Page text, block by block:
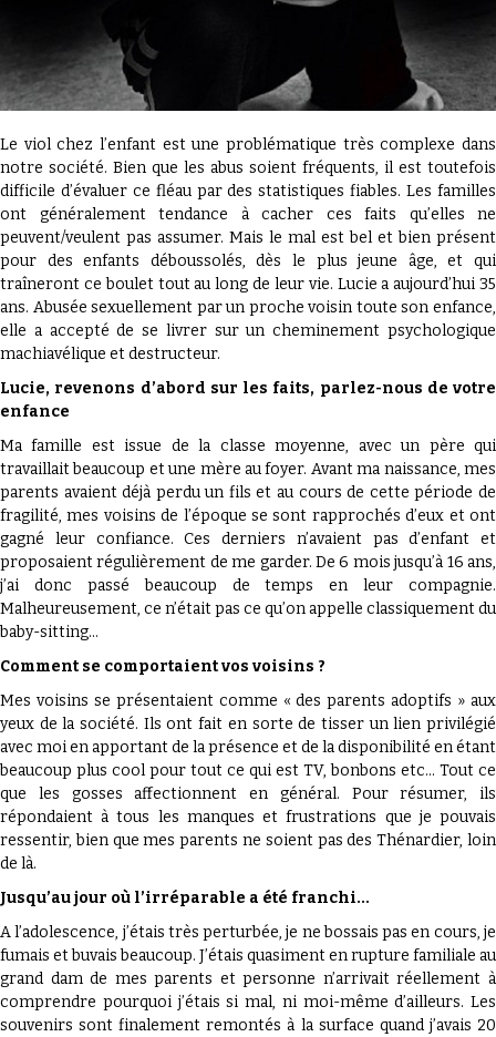
DOCTOR
PAPER ?
Le viol chez l’enfant est une problématique très complexe dans
notre société. Bien que les abus soient fréquents, il est toutefois
difficile d’évaluer ce fléau par des statistiques fiables. Les familles
ont généralement tendance à cacher ces faits qu’elles ne
peuvent/veulent pas assumer. Mais le mal est bel et bien présent
pour des enfants déboussolés, dès le plus jeune âge, et qui
traîneront ce boulet tout au long de leur vie. Lucie a aujourd’hui 35
ans. Abusée sexuellement par un proche voisin toute son enfance,
elle a accepté de se livrer sur un cheminement psychologique
machiavélique et destructeur.
Lucie, revenons d’abord sur les faits, parlez-nous de votre
enfance
Ma famille est issue de la classe moyenne, avec un père qui
travaillait beaucoup et une mère au foyer. Avant ma naissance, mes
parents avaient déjà perdu un fils et au cours de cette période de
fragilité, mes voisins de l’époque se sont rapprochés d’eux et ont
gagné leur confiance. Ces derniers n’avaient pas d’enfant et
proposaient régulièrement de me garder. De 6 mois jusqu’à 16 ans,
j’ai donc passé beaucoup de temps en leur compagnie.
Malheureusement, ce n’était pas ce qu’on appelle classiquement du
baby-sitting…
Comment se comportaient vos voisins ?
Mes voisins se présentaient comme « des parents adoptifs » aux
yeux de la société. Ils ont fait en sorte de tisser un lien privilégié
avec moi en apportant de la présence et de la disponibilité en étant
beaucoup plus cool pour tout ce qui est TV, bonbons etc… Tout ce
que les gosses affectionnent en général. Pour résumer, ils
répondaient à tous les manques et frustrations que je pouvais
ressentir, bien que mes parents ne soient pas des Thénardier, loin
de là.
Jusqu’au jour où l’irréparable a été franchi…
A l’adolescence, j’étais très perturbée, je ne bossais pas en cours, je
fumais et buvais beaucoup. J’étais quasiment en rupture familiale au
grand dam de mes parents et personne n’arrivait réellement à
comprendre pourquoi j’étais si mal, ni moi-même d’ailleurs. Les
souvenirs sont finalement remontés à la surface quand j’avais 20